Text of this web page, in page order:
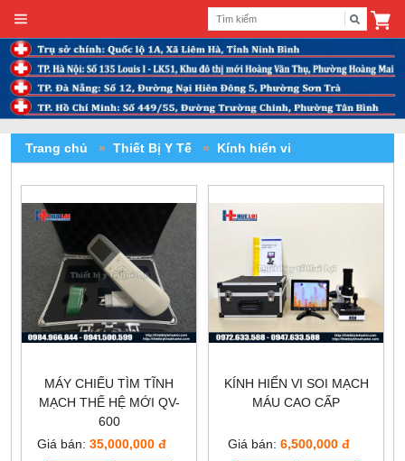
Trang chủ » Thiết Bị Y Tế » Kính hiển vi
MÁY CHIẾU TÌM TĨNH
MẠCH THẾ HỆ MỚI QV-
600
Giá bán: 35,000,000 đ
KÍNH HIỂN VI SOI MẠCH
MÁU CAO CẤP
Giá bán: 6,500,000 đ